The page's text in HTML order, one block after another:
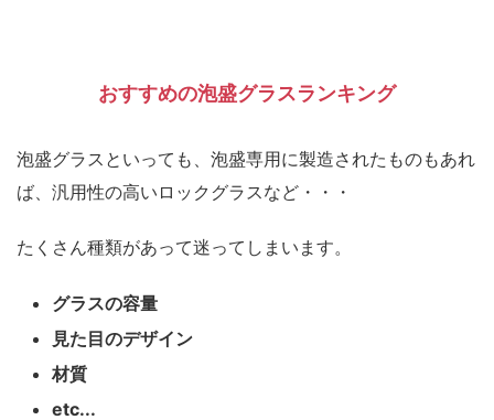
おすすめの泡盛グラスランキング
泡盛グラスといっても、泡盛専用に製造されたものもあれ
ば、汎用性の高いロックグラスなど・・・
たくさん種類があって迷ってしまいます。
グラスの容量
見た目のデザイン
材質
etc...